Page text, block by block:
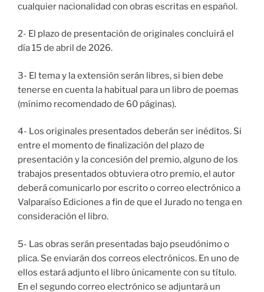
cualquier nacionalidad con obras escritas en español.
2- El plazo de presentación de originales concluirá el
día 15 de abril de 2026.
3- El tema y la extensión serán libres, si bien debe
tenerse en cuenta la habitual para un libro de poemas
(mínimo recomendado de 60 páginas).
4- Los originales presentados deberán ser inéditos. Si
entre el momento de finalización del plazo de
presentación y la concesión del premio, alguno de los
trabajos presentados obtuviera otro premio, el autor
deberá comunicarlo por escrito o correo electrónico a
Valparaíso Ediciones a fin de que el Jurado no tenga en
consideración el libro.
5- Las obras serán presentadas bajo pseudónimo o
plica. Se enviarán dos correos electrónicos. En uno de
ellos estará adjunto el libro únicamente con su título.
En el segundo correo electrónico se adjuntará un